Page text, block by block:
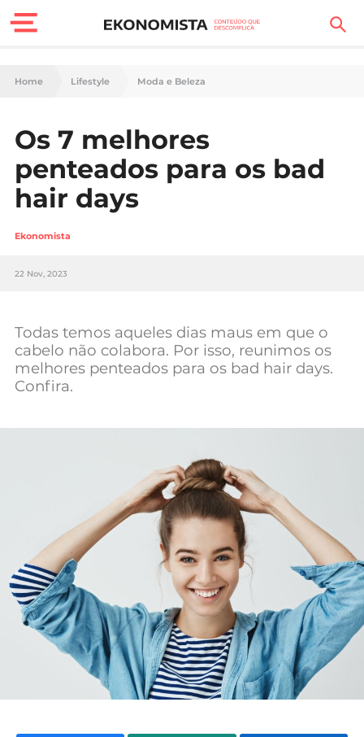
Finanças Pessoais
Carreira
Casa
Lifestyle
Sociedade
Negócios
Mundial 2026
Home Lifestyle Moda e Beleza
Os 7 melhores
penteados para os bad
hair days
Ekonomista
22 Nov, 2023
Todas temos aqueles dias maus em que o
cabelo não colabora. Por isso, reunimos os
melhores penteados para os bad hair days.
Confira.